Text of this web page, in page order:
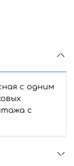
с одним
с